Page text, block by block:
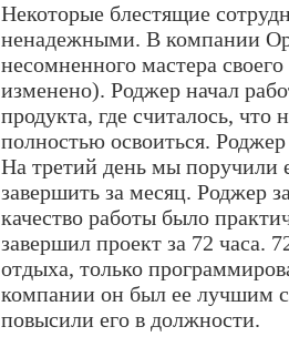
Некоторые блестящие
ненадежными. В компании
несомненного мастера
изменено). Роджер начал
продукта, где считалось, что
полностью освоиться.
На третий день мы поручили
завершить за месяц. Роджер
качество работы было
завершил проект за 72 часа.
отдыха, только
компании он был ее лучшим
повысили его в должности.